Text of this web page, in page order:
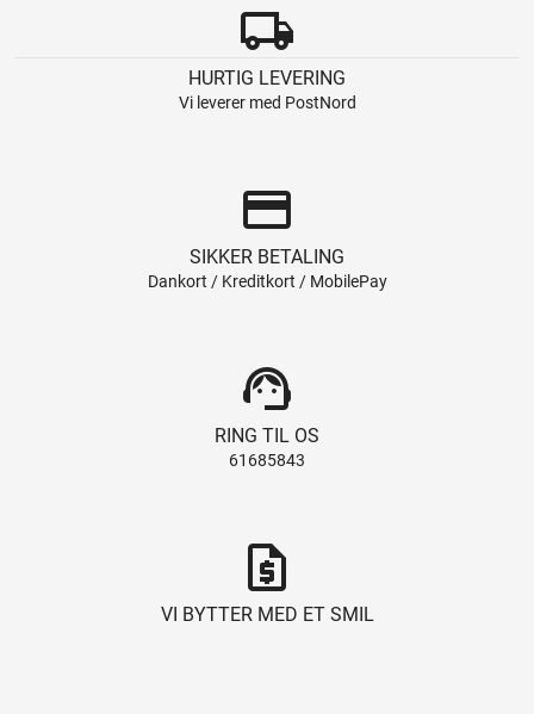
local_shipping
HURTIG LEVERING
Vi leverer med PostNord
credit_card
SIKKER BETALING
Dankort / Kreditkort / MobilePay
support_agent
RING TIL OS
61685843
request_quote
VI BYTTER MED ET SMIL